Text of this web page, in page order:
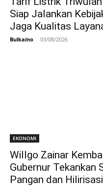
Siap Jalankan
Jaga Kualitas
Bulkaino - 03/08/2026
EKONOMI
Willgo Zainar
Gubernur Tekankan
Pangan dan Hilirisasi